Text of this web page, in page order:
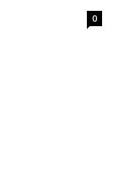
0